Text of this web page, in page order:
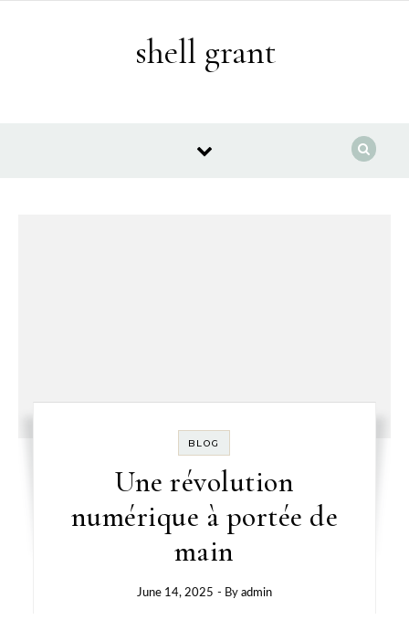
shell grant
BLOG
Une révolution
numérique à portée de
main
June 14, 2025 - By admin